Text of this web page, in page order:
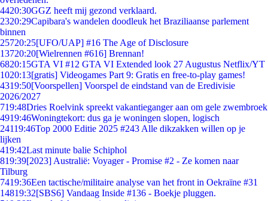
4420:30GGZ heeft mij gezond verklaard.
2320:29Capibara's wandelen doodleuk het Braziliaanse parlement
binnen
25720:25[UFO/UAP] #16 The Age of Disclosure
13720:20[Wielrennen #616] Brennan!
6820:15GTA VI #12 GTA VI Extended look 27 Augustus Netflix/YT
1020:13[gratis] Videogames Part 9: Gratis en free-to-play games!
4319:50[Voorspellen] Voorspel de eindstand van de Eredivisie
2026/2027
719:48Dries Roelvink spreekt vakantieganger aan om gele zwembroek
4919:46Woningtekort: dus ga je woningen slopen, logisch
24119:46Top 2000 Editie 2025 #243 Alle dikzakken willen op je
lijken
419:42Last minute balie Schiphol
819:39[2023] Australië: Voyager - Promise #2 - Ze komen naar
Tilburg
7419:36Een tactische/militaire analyse van het front in Oekraïne #31
14819:32[SBS6] Vandaag Inside #136 - Boekje pluggen.